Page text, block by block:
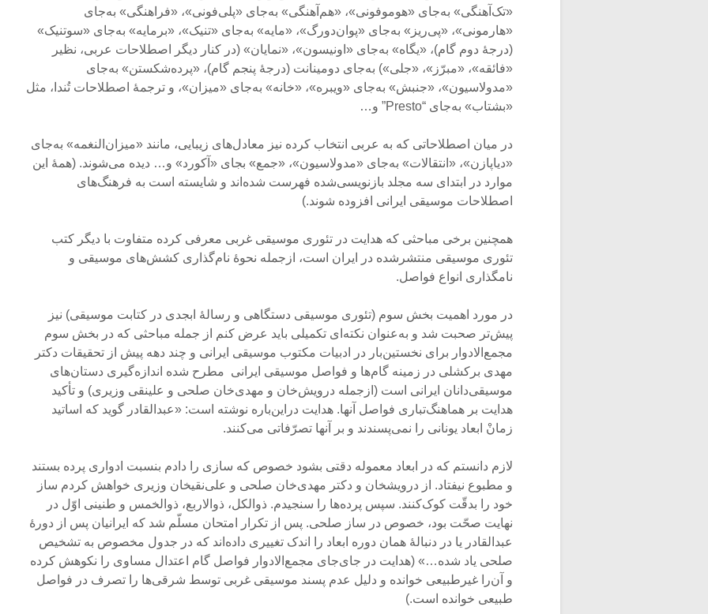
«تک‌آهنگی» به‌جای «هوموفونی»، «هم‌آهنگی» به‌جای «پلی‌فونی»، «فراهنگی» به‌جای
«هارمونی»، «پی‌ریز» به‌جای «پوان‌دورگ»، «مایه» به‌جای «تنیک»، «برمایه» به‌جای «سوتنیک»
(درجۀ دوم گام)، «یگاه» به‌جای «اونیسون»، «نمایان» (در کنار دیگر اصطلاحات عربی، نظیر
«فائقه»، «مبرّز»، «جلی») به‌جای دومینانت (درجۀ پنجم گام)، «پرده‌شکستن» به‌جای
«مدولاسیون»، «جنبش» به‌جای «ویبره»، «خانه» به‌جای «میزان»، و ترجمۀ اصطلاحات تُندا، مثل
«بشتاب» به‌جای “Presto” و…
در میان اصطلاحاتی که به عربی انتخاب کرده نیز معادل‌های زیبایی، مانند «میزان‌النغمه» به‌جای
«دیاپازن»، «انتقالات» به‌جای «مدولاسیون»، «جمع» بجای «آکورد» و… دیده می‌شوند. (همۀ این
موارد در ابتدای سه مجلد بازنویسی‌شده فهرست شده‌اند و شایسته است به فرهنگ‌های
اصطلاحات موسیقی ایرانی افزوده شوند.)
همچنین برخی مباحثی که هدایت در تئوری موسیقی غربی معرفی کرده متفاوت با دیگر کتب
تئوری موسیقی منتشرشده در ایران است، ازجمله نحوۀ نام‌گذاری کشش‌های موسیقی و
نامگذاری انواع فواصل.
در مورد اهمیت بخش سوم (تئوری موسیقی دستگاهی و رسالۀ ابجدی در کتابت موسیقی) نیز
پیش‌تر صحبت شد و به‌عنوان نکته‌ای تکمیلی باید عرض کنم از جمله مباحثی که در بخش سوم
مجمع‌الادوار برای نخستین‌بار در ادبیات مکتوب موسیقی ایرانی و چند دهه پیش از تحقیقات دکتر
مهدی برکشلی در زمینه گام‌ها و فواصل موسیقی ایرانی مطرح شده اندازه‌گیری دستان‌های
موسیقی‌دانان ایرانی است (ازجمله درویش‌خان و مهدی‌خان صلحی و علینقی وزیری) و تأکید
هدایت بر هماهنگ‌تباری فواصل آنها. هدایت دراین‌باره نوشته است: «عبدالقادر گوید که اساتید
زمانْ ابعاد یونانی را نمی‌پسندند و بر آنها تصرّفاتی می‌کنند.
لازم دانستم که در ابعاد معموله دقتی بشود خصوص که سازی را دادم بنسبت ادواری پرده بستند
و مطبوع نیفتاد. از درویشخان و دکتر مهدی‌خان صلحی و علی‌نقیخان وزیری خواهش کردم ساز
خود را بدقّت کوک‌کنند. سپس پرده‌ها را سنجیدم. ذوالکل، ذوالاربع، ذوالخمس و طنینی اوّل در
نهایت صحّت بود، خصوص در ساز صلحی. پس از تکرار امتحان مسلّم شد که ایرانیان پس از دورۀ
عبدالقادر یا در دنبالۀ همان دوره ابعاد را اندک تغییری داده‌اند که در جدول مخصوص به تشخیص
صلحی یاد شده…» (هدایت در جای‌جای مجمع‌الادوار فواصل گام اعتدال مساوی را نکوهش کرده
و آن‌را غیرطبیعی خوانده و دلیل عدم پسند موسیقی غربی توسط شرقی‌ها را تصرف در فواصل
طبیعی خوانده است.)